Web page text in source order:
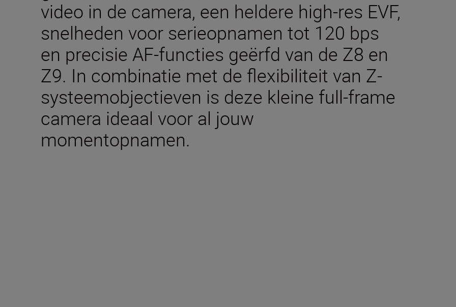
video in de camera, een heldere high-res EVF,
snelheden voor serieopnamen tot 120 bps
en precisie AF-functies geërfd van de Z8 en
Z9. In combinatie met de flexibiliteit van Z-
systeemobjectieven is deze kleine full-frame
camera ideaal voor al jouw
momentopnamen.